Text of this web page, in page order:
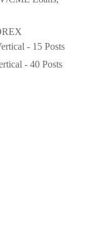
- 15 Posts
- 40 Posts